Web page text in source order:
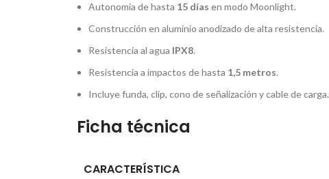
Autonomía de hasta 15 días en modo Moonlight.
Construcción en aluminio anodizado de alta resistencia.
Resistencia al agua IPX8.
Resistencia a impactos de hasta 1,5 metros.
Incluye funda, clip, cono de señalización y cable de carga.
Ficha técnica
CARACTERÍSTICA